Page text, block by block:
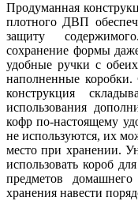
Продуманная
плотного ДВП
защиту
сохранение формы
удобные ручки с
наполненные коробки.
конструкция
использования
кофр по-настоящему
не используются, их
место при хранении.
использовать короб
предметов
хранения навести